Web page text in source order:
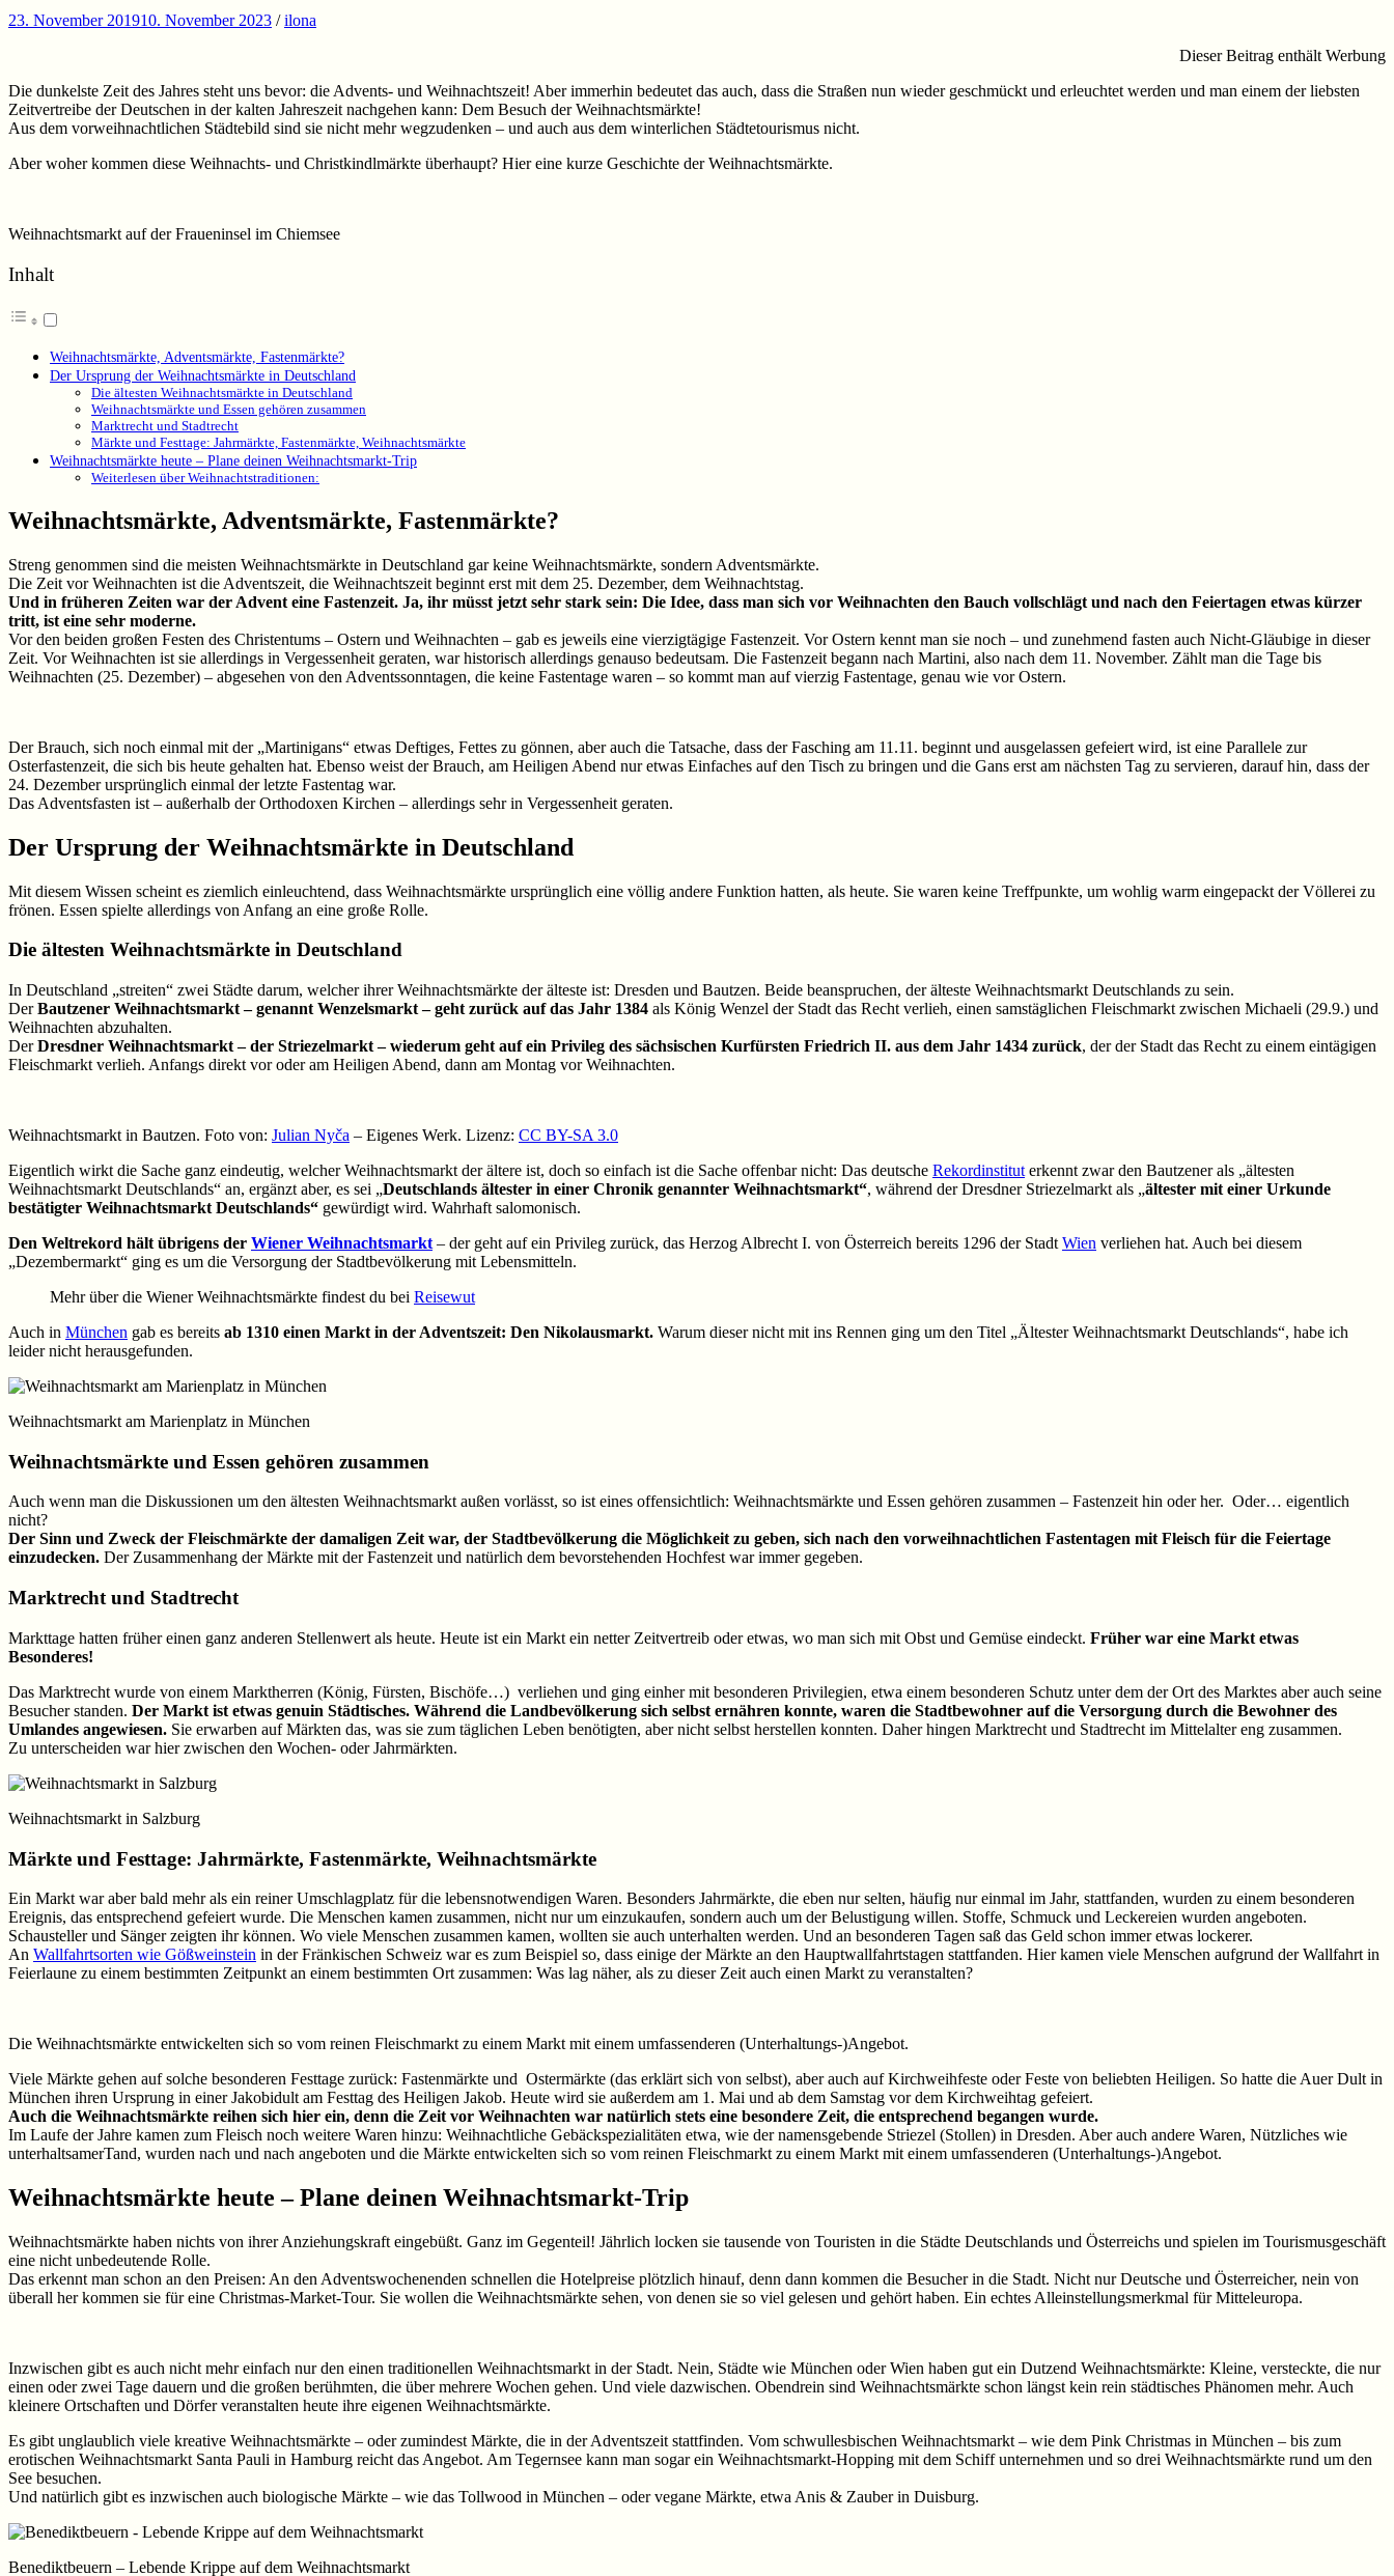
23. November 201910. November 2023 /ilona
Dieser Beitrag enthält Werbung
Die dunkelste Zeit des Jahres steht uns bevor: die Advents- und Weihnachtszeit! Aber immerhin bedeutet das auch, dass die Straßen nun wieder geschmückt und erleuchtet werden und man einem der liebsten
Zeitvertreibe der Deutschen in der kalten Jahreszeit nachgehen kann: Dem Besuch der Weihnachtsmärkte!
Aus dem vorweihnachtlichen Städtebild sind sie nicht mehr wegzudenken – und auch aus dem winterlichen Städtetourismus nicht.
Aber woher kommen diese Weihnachts- und Christkindlmärkte überhaupt? Hier eine kurze Geschichte der Weihnachtsmärkte.
Weihnachtsmarkt auf der Fraueninsel im Chiemsee
Inhalt
Weihnachtsmärkte, Adventsmärkte, Fastenmärkte?
Der Ursprung der Weihnachtsmärkte in Deutschland
Die ältesten Weihnachtsmärkte in Deutschland
Weihnachtsmärkte und Essen gehören zusammen
Marktrecht und Stadtrecht
Märkte und Festtage: Jahrmärkte, Fastenmärkte, Weihnachtsmärkte
Weihnachtsmärkte heute – Plane deinen Weihnachtsmarkt-Trip
Weiterlesen über Weihnachtstraditionen:
Weihnachtsmärkte, Adventsmärkte, Fastenmärkte?
Streng genommen sind die meisten Weihnachtsmärkte in Deutschland gar keine Weihnachtsmärkte, sondern Adventsmärkte.
Die Zeit vor Weihnachten ist die Adventszeit, die Weihnachtszeit beginnt erst mit dem 25. Dezember, dem Weihnachtstag.
Und in früheren Zeiten war der Advent eine Fastenzeit. Ja, ihr müsst jetzt sehr stark sein: Die Idee, dass man sich vor Weihnachten den Bauch vollschlägt und nach den Feiertagen etwas kürzer
tritt, ist eine sehr moderne.
Vor den beiden großen Festen des Christentums – Ostern und Weihnachten – gab es jeweils eine vierzigtägige Fastenzeit. Vor Ostern kennt man sie noch – und zunehmend fasten auch Nicht-Gläubige in dieser
Zeit. Vor Weihnachten ist sie allerdings in Vergessenheit geraten, war historisch allerdings genauso bedeutsam. Die Fastenzeit begann nach Martini, also nach dem 11. November. Zählt man die Tage bis
Weihnachten (25. Dezember) – abgesehen von den Adventssonntagen, die keine Fastentage waren – so kommt man auf vierzig Fastentage, genau wie vor Ostern.
Der Brauch, sich noch einmal mit der „Martinigans“ etwas Deftiges, Fettes zu gönnen, aber auch die Tatsache, dass der Fasching am 11.11. beginnt und ausgelassen gefeiert wird, ist eine Parallele zur
Osterfastenzeit, die sich bis heute gehalten hat. Ebenso weist der Brauch, am Heiligen Abend nur etwas Einfaches auf den Tisch zu bringen und die Gans erst am nächsten Tag zu servieren, darauf hin, dass der
24. Dezember ursprünglich einmal der letzte Fastentag war.
Das Adventsfasten ist – außerhalb der Orthodoxen Kirchen – allerdings sehr in Vergessenheit geraten.
Der Ursprung der Weihnachtsmärkte in Deutschland
Mit diesem Wissen scheint es ziemlich einleuchtend, dass Weihnachtsmärkte ursprünglich eine völlig andere Funktion hatten, als heute. Sie waren keine Treffpunkte, um wohlig warm eingepackt der Völlerei zu
frönen. Essen spielte allerdings von Anfang an eine große Rolle.
Die ältesten Weihnachtsmärkte in Deutschland
In Deutschland „streiten“ zwei Städte darum, welcher ihrer Weihnachtsmärkte der älteste ist: Dresden und Bautzen. Beide beanspruchen, der älteste Weihnachtsmarkt Deutschlands zu sein.
DerBautzener Weihnachtsmarkt – genannt Wenzelsmarkt – geht zurück auf das Jahr 1384 als König Wenzel der Stadt das Recht verlieh, einen samstäglichen Fleischmarkt zwischen Michaeli (29.9.) und
Weihnachten abzuhalten.
DerDresdner Weihnachtsmarkt – der Striezelmarkt – wiederum geht auf ein Privileg des sächsischen Kurfürsten Friedrich II. aus dem Jahr 1434 zurück, der der Stadt das Recht zu einem eintägigen
Fleischmarkt verlieh. Anfangs direkt vor oder am Heiligen Abend, dann am Montag vor Weihnachten.
Weihnachtsmarkt in Bautzen. Foto von: Julian Nyča – Eigenes Werk. Lizenz: CC BY-SA 3.0
Eigentlich wirkt die Sache ganz eindeutig, welcher Weihnachtsmarkt der ältere ist, doch so einfach ist die Sache offenbar nicht: Das deutsche Rekordinstitut erkennt zwar den Bautzener als „ältesten
Weihnachtsmarkt Deutschlands“ an, ergänzt aber, es sei „Deutschlands ältester in einer Chronik genannter Weihnachtsmarkt“, während der Dresdner Striezelmarkt als „ältester mit einer Urkunde
bestätigter Weihnachtsmarkt Deutschlands“ gewürdigt wird. Wahrhaft salomonisch.
Den Weltrekord hält übrigens der Wiener Weihnachtsmarkt – der geht auf ein Privileg zurück, das Herzog Albrecht I. von Österreich bereits 1296 der Stadt Wien verliehen hat. Auch bei diesem
„Dezembermarkt“ ging es um die Versorgung der Stadtbevölkerung mit Lebensmitteln.
Mehr über die Wiener Weihnachtsmärkte findest du bei Reisewut
Auch in München gab es bereits ab 1310 einen Markt in der Adventszeit: Den Nikolausmarkt. Warum dieser nicht mit ins Rennen ging um den Titel „Ältester Weihnachtsmarkt Deutschlands“, habe ich
leider nicht herausgefunden.
Weihnachtsmarkt am Marienplatz in München
Weihnachtsmärkte und Essen gehören zusammen
Auch wenn man die Diskussionen um den ältesten Weihnachtsmarkt außen vorlässt, so ist eines offensichtlich: Weihnachtsmärkte und Essen gehören zusammen – Fastenzeit hin oder her. Oder… eigentlich
nicht?
Der Sinn und Zweck der Fleischmärkte der damaligen Zeit war, der Stadtbevölkerung die Möglichkeit zu geben, sich nach den vorweihnachtlichen Fastentagen mit Fleisch für die Feiertage
einzudecken. Der Zusammenhang der Märkte mit der Fastenzeit und natürlich dem bevorstehenden Hochfest war immer gegeben.
Marktrecht und Stadtrecht
Markttage hatten früher einen ganz anderen Stellenwert als heute. Heute ist ein Markt ein netter Zeitvertreib oder etwas, wo man sich mit Obst und Gemüse eindeckt. Früher war eine Markt etwas
Besonderes!
Das Marktrecht wurde von einem Marktherren (König, Fürsten, Bischöfe…) verliehen und ging einher mit besonderen Privilegien, etwa einem besonderen Schutz unter dem der Ort des Marktes aber auch seine
Besucher standen. Der Markt ist etwas genuin Städtisches. Während die Landbevölkerung sich selbst ernähren konnte, waren die Stadtbewohner auf die Versorgung durch die Bewohner des
Umlandes angewiesen. Sie erwarben auf Märkten das, was sie zum täglichen Leben benötigten, aber nicht selbst herstellen konnten. Daher hingen Marktrecht und Stadtrecht im Mittelalter eng zusammen.
Zu unterscheiden war hier zwischen den Wochen- oder Jahrmärkten.
Weihnachtsmarkt in Salzburg
Märkte und Festtage: Jahrmärkte, Fastenmärkte, Weihnachtsmärkte
Ein Markt war aber bald mehr als ein reiner Umschlagplatz für die lebensnotwendigen Waren. Besonders Jahrmärkte, die eben nur selten, häufig nur einmal im Jahr, stattfanden, wurden zu einem besonderen
Ereignis, das entsprechend gefeiert wurde. Die Menschen kamen zusammen, nicht nur um einzukaufen, sondern auch um der Belustigung willen. Stoffe, Schmuck und Leckereien wurden angeboten.
Schausteller und Sänger zeigten ihr können. Wo viele Menschen zusammen kamen, wollten sie auch unterhalten werden. Und an besonderen Tagen saß das Geld schon immer etwas lockerer.
An Wallfahrtsorten wie Gößweinstein in der Fränkischen Schweiz war es zum Beispiel so, dass einige der Märkte an den Hauptwallfahrtstagen stattfanden. Hier kamen viele Menschen aufgrund der Wallfahrt in
Feierlaune zu einem bestimmten Zeitpunkt an einem bestimmten Ort zusammen: Was lag näher, als zu dieser Zeit auch einen Markt zu veranstalten?
Die Weihnachtsmärkte entwickelten sich so vom reinen Fleischmarkt zu einem Markt mit einem umfassenderen (Unterhaltungs-)Angebot.
Viele Märkte gehen auf solche besonderen Festtage zurück: Fastenmärkte und Ostermärkte (das erklärt sich von selbst), aber auch auf Kirchweihfeste oder Feste von beliebten Heiligen. So hatte die Auer Dult in
München ihren Ursprung in einer Jakobidult am Festtag des Heiligen Jakob. Heute wird sie außerdem am 1. Mai und ab dem Samstag vor dem Kirchweihtag gefeiert.
Auch die Weihnachtsmärkte reihen sich hier ein, denn die Zeit vor Weihnachten war natürlich stets eine besondere Zeit, die entsprechend begangen wurde.
Im Laufe der Jahre kamen zum Fleisch noch weitere Waren hinzu: Weihnachtliche Gebäckspezialitäten etwa, wie der namensgebende Striezel (Stollen) in Dresden. Aber auch andere Waren, Nützliches wie
unterhaltsamerTand, wurden nach und nach angeboten und die Märkte entwickelten sich so vom reinen Fleischmarkt zu einem Markt mit einem umfassenderen (Unterhaltungs-)Angebot.
Weihnachtsmärkte heute – Plane deinen Weihnachtsmarkt-Trip
Weihnachtsmärkte haben nichts von ihrer Anziehungskraft eingebüßt. Ganz im Gegenteil! Jährlich locken sie tausende von Touristen in die Städte Deutschlands und Österreichs und spielen im Tourismusgeschäft
eine nicht unbedeutende Rolle.
Das erkennt man schon an den Preisen: An den Adventswochenenden schnellen die Hotelpreise plötzlich hinauf, denn dann kommen die Besucher in die Stadt. Nicht nur Deutsche und Österreicher, nein von
überall her kommen sie für eine Christmas-Market-Tour. Sie wollen die Weihnachtsmärkte sehen, von denen sie so viel gelesen und gehört haben. Ein echtes Alleinstellungsmerkmal für Mitteleuropa.
Inzwischen gibt es auch nicht mehr einfach nur den einen traditionellen Weihnachtsmarkt in der Stadt. Nein, Städte wie München oder Wien haben gut ein Dutzend Weihnachtsmärkte: Kleine, versteckte, die nur
einen oder zwei Tage dauern und die großen berühmten, die über mehrere Wochen gehen. Und viele dazwischen. Obendrein sind Weihnachtsmärkte schon längst kein rein städtisches Phänomen mehr. Auch
kleinere Ortschaften und Dörfer veranstalten heute ihre eigenen Weihnachtsmärkte.
Es gibt unglaublich viele kreative Weihnachtsmärkte – oder zumindest Märkte, die in der Adventszeit stattfinden. Vom schwullesbischen Weihnachtsmarkt – wie dem Pink Christmas in München – bis zum
erotischen Weihnachtsmarkt Santa Pauli in Hamburg reicht das Angebot. Am Tegernsee kann man sogar ein Weihnachtsmarkt-Hopping mit dem Schiff unternehmen und so drei Weihnachtsmärkte rund um den
See besuchen.
Und natürlich gibt es inzwischen auch biologische Märkte – wie das Tollwood in München – oder vegane Märkte, etwa Anis & Zauber in Duisburg.
Benediktbeuern – Lebende Krippe auf dem Weihnachtsmarkt